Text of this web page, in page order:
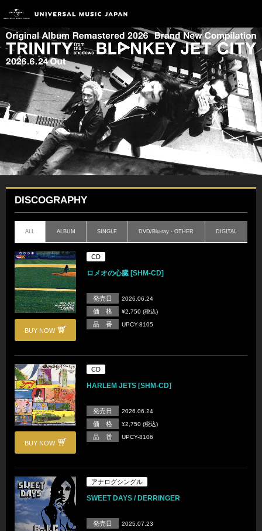
DISCOGRAPHY
ALL ALBUM SINGLE DVD/Blu-ray・OTHER DIGITAL
BUY NOW
CD
ロメオの心臓 [SHM-CD]
発売日 2026.06.24
価 格 ¥2,750 (税込)
品 番 UPCY-8105
BUY NOW
CD
HARLEM JETS [SHM-CD]
発売日 2026.06.24
価 格 ¥2,750 (税込)
品 番 UPCY-8106
アナログシングル
SWEET DAYS / DERRINGER
発売日 2025.07.23